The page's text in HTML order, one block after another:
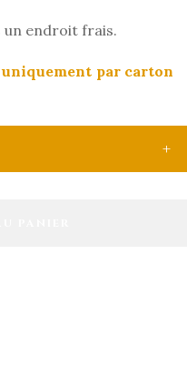
un endroit frais.
par carton